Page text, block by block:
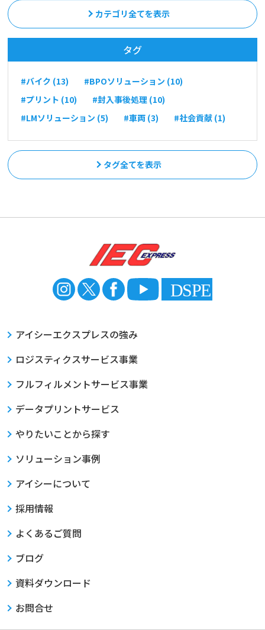
カテゴリ全てを表示
タグ
#バイク (13)
#BPOソリューション (10)
#プリント (10)
#封入事後処理 (10)
#LMソリューション (5)
#車両 (3) #社会貢献 (1)
タグ全てを表示
アイシーエクスプレスの強み
ロジスティクスサービス事業
フルフィルメントサービス事業
データプリントサービス
やりたいことから探す
ソリューション事例
アイシーについて
採用情報
よくあるご質問
ブログ
資料ダウンロード
お問合せ